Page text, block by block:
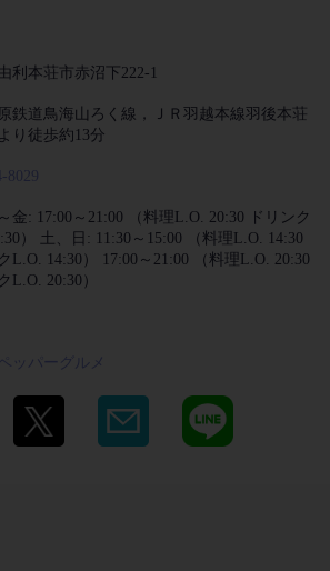
利本荘市赤沼下222-1
鉄道鳥海山ろく線，ＪＲ羽越本線羽後本荘
り徒歩約13分
8029
金: 17:00～21:00 （料理L.O. 20:30 ドリンク
） 土、日: 11:30～15:00 （料理L.O. 14:30
L.O. 14:30） 17:00～21:00 （料理L.O. 20:30
L.O. 20:30）
ッパーグルメ